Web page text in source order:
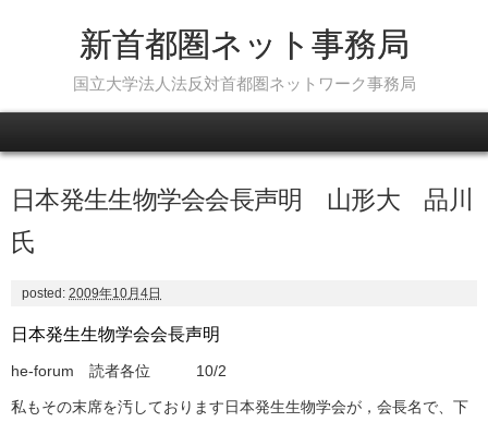
新首都圏ネット事務局
国立大学法人法反対首都圏ネットワーク事務局
日本発生生物学会会長声明 山形大 品川
氏
posted: 2009年10月4日
日本発生生物学会会長声明
he-forum 読者各位 10/2
私もその末席を汚しております日本発生生物学会が，会長名で、下